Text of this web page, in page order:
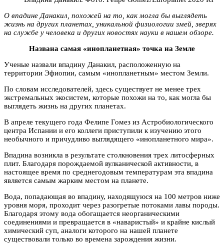
О впадине Данакил, похожей на то, как могла бы выглядеть
жизнь на других планетах, уникальной физиологии змей, зверях
на службе у человека и других новостях науки в нашем обзоре.
Названа самая «инопланетная» точка на Земле
Ученые назвали впадину Данакил, расположенную на
территории Эфиопии, самым «инопланетным» местом Земли.
По словам исследователей, здесь существует не менее трех
экстремальных экосистем, которые похожи на то, как могла бы
выглядеть жизнь на других планетах.
В апреле текущего года Фелипе Гомез из Астробиологического
центра Испании и его коллеги приступили к изучению этого
необычного и причудливо выглядящего «инопланетного мира».
Впадина возникла в результате столкновения трех литосферных
плит. Благодаря порождаемой вулканической активности, в
настоящее время по среднегодовым температурам эта впадина
является самым жарким местом на планете.
Вода, попадающая во впадину, находящуюся на 100 метров ниже
уровня моря, проходит через разогретые потоками лавы породы.
Благодаря этому вода обогащается неорганическими
соединениями и превращается в «наваристый» и крайне кислый
химический суп, аналоги которого на нашей планете
существовали только во времена зарождения жизни.